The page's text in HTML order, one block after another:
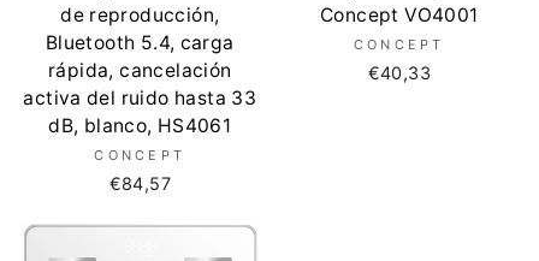
de reproducción,
Bluetooth 5.4, carga
rápida, cancelación
activa del ruido hasta 33
dB, blanco, HS4061
CONCEPT
€84,57
Concept VO4001
CONCEPT
€40,33